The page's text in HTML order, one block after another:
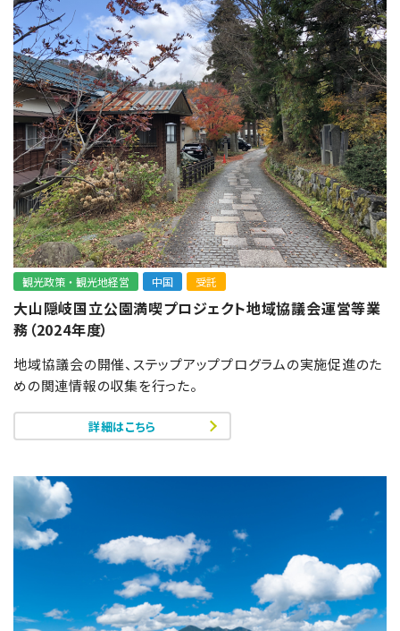
観光政策・観光地経営 中国 受託
大山隠岐国立公園満喫プロジェクト地域協議会運営等業
務（2024年度）
地域協議会の開催、ステップアッププログラムの実施促進のた
めの関連情報の収集を行った。
詳細はこちら